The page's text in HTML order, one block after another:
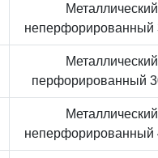
неперфорированный
перфорированный
неперфорированный